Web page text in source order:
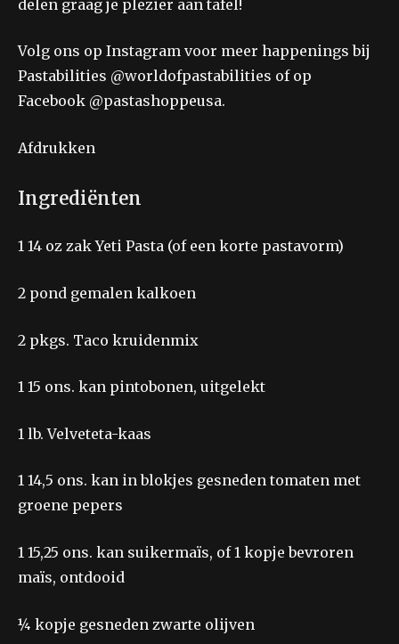
delen graag je plezier aan tafel!
Volg ons op Instagram voor meer happenings bij
Pastabilities @worldofpastabilities of op
Facebook @pastashoppeusa.
Afdrukken
Ingrediënten
1 14 oz zak Yeti Pasta (of een korte pastavorm)
2 pond gemalen kalkoen
2 pkgs. Taco kruidenmix
1 15 ons. kan pintobonen, uitgelekt
1 lb. Velveteta-kaas
1 14,5 ons. kan in blokjes gesneden tomaten met
groene pepers
1 15,25 ons. kan suikermaïs, of1 kopje bevroren
maïs, ontdooid
¼ kopje gesneden zwarte olijven